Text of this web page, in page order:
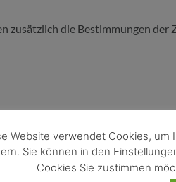
zusätzlich die Bestimmungen der
des Auftraggebers vom
Website verwendet Cookies, um
Sie können in den
Cookies Sie zustimmen